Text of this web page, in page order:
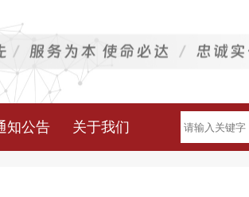
知公告 关于我们